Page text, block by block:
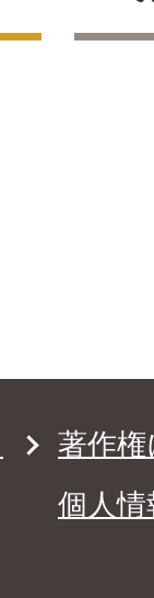
著作
個人